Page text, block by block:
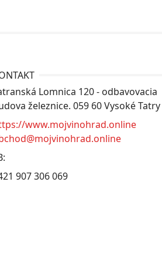
Lomnica 120 - odbavovacia
železnice. 059 60 Vysoké Tatry
www.mojvinohrad.online
907 306 069